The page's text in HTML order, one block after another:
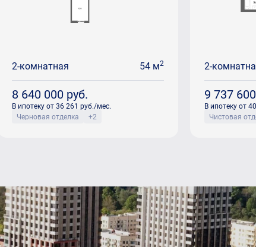
2-комнатная 54 м2
8 640 000 руб.
В ипотеку от 36 261 руб./мес.
Черновая отделка
+2
2-
9 737 600
В ипотеку от
Чистовая